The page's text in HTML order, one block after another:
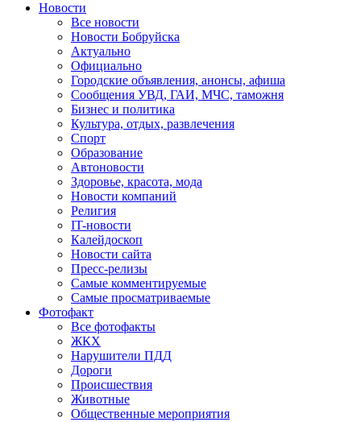
Новости
Все новости
Новости Бобруйска
Актуально
Официально
Городские объявления, анонсы, афиша
Сообщения УВД, ГАИ, МЧС, таможня
Бизнес и политика
Культура, отдых, развлечения
Спорт
Образование
Автоновости
Здоровье, красота, мода
Новости компаний
Религия
IT-новости
Калейдоскоп
Новости сайта
Пресс-релизы
Самые комментируемые
Самые просматриваемые
Фотофакт
Все фотофакты
ЖКХ
Нарушители ПДД
Дороги
Происшествия
Животные
Общественные мероприятия